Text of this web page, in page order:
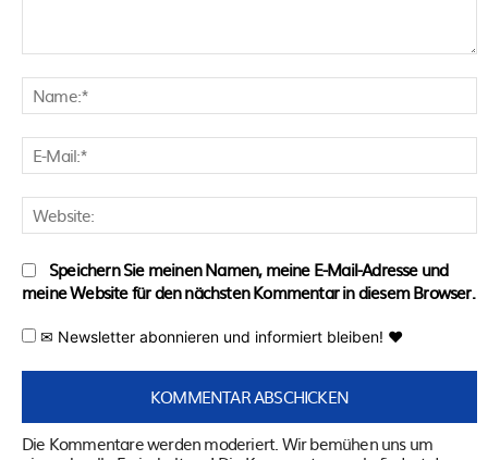
Speichern Sie meinen Namen, meine E-Mail-Adresse und
meine Website für den nächsten Kommentar in diesem Browser.
✉ Newsletter abonnieren und informiert bleiben! ♥
Die Kommentare werden moderiert. Wir bemühen uns um